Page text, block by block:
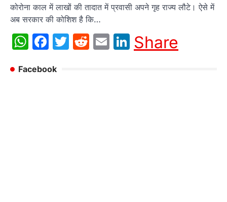
कोरोना काल में लाखों की तादात में प्रवासी अपने गृह राज्य लौटे। ऐसे में
अब सरकार की कोशिश है कि…
WhatsApp
Facebook
Twitter
Reddit
EmailLinkedIn
Share
Facebook